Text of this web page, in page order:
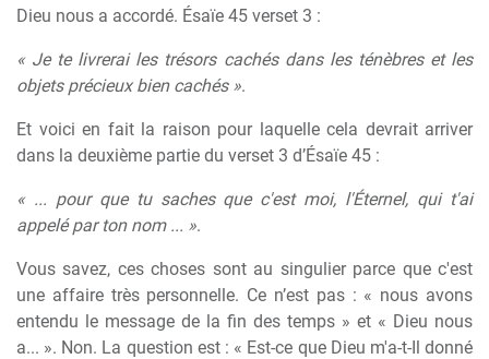
Dieu nous a accordé. Ésaïe 45 verset 3 :
« Je te livrerai les trésors cachés dans les ténèbres et les
objets précieux bien cachés ».
Et voici en fait la raison pour laquelle cela devrait arriver
dans la deuxième partie du verset 3 d’Ésaïe 45 :
« ... pour que tu saches que c'est moi, l'Éternel, qui t'ai
appelé par ton nom ... ».
Vous savez, ces choses sont au singulier parce que c'est
une affaire très personnelle. Ce n’est pas : « nous avons
entendu le message de la fin des temps » et « Dieu nous
a... ». Non. La question est : « Est-ce que Dieu m'a-t-Il donné